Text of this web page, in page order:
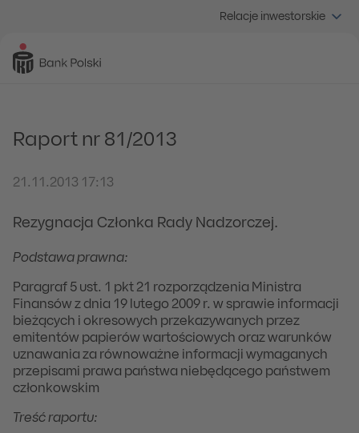
Relacje inwestorskie
Raport nr 81/2013
21.11.2013 17:13
Rezygnacja Członka Rady Nadzorczej.
Podstawa prawna:
Paragraf 5 ust. 1 pkt 21 rozporządzenia Ministra
Finansów z dnia 19 lutego 2009 r. w sprawie informacji
bieżących i okresowych przekazywanych przez
emitentów papierów wartościowych oraz warunków
uznawania za równoważne informacji wymaganych
przepisami prawa państwa niebędącego państwem
członkowskim
Treść raportu: